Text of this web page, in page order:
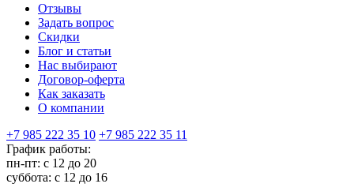
Отзывы
Задать вопрос
Скидки
Блог и статьи
Нас выбирают
Договор-оферта
Как заказать
О компании
+7 985 222 35 10 +7 985 222 35 11
График работы:
пн-пт: с 12 до 20
суббота: c 12 до 16